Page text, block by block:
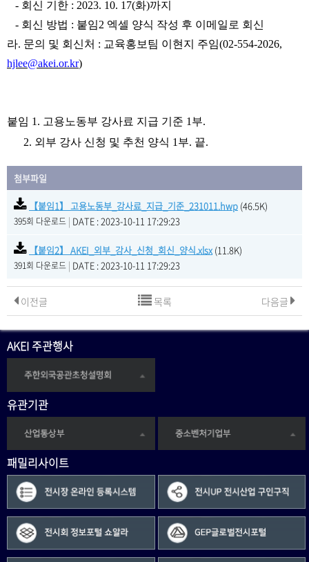
- 회신 기한 : 2023. 10. 17(화)까지
- 회신 방법 : 붙임2 엑셀 양식 작성 후 이메일로 회신
라. 문의 및 회신처 : 교육홍보팀 이현지 주임(02-554-2026,
hjlee@akei.or.kr)
붙임 1. 고용노동부 강사료 지급 기준 1 부.
2. 외부 강사 신청 및 추천 양식 1 부. 끝.
첨부파일
【붙임1】 고용노동부_강사료_지급_기준_231011.hwp (46.5K)
395회 다운로드 | DATE : 2023-10-11 17:29:23
【붙임2】 AKEI_외부_강사_신청_회신_양식.xlsx (11.8K)
391회 다운로드 | DATE : 2023-10-11 17:29:23
이전글 다음글
목록
AKEI 주관행사
유관기관
패밀리사이트